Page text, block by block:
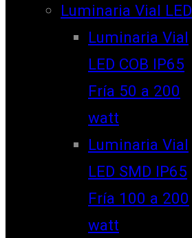
Luminaria Vial LED
Luminaria Vial
LED COB IP65
Fría 50 a 200
watt
Luminaria Vial
LED SMD IP65
Fría 100 a 200
watt